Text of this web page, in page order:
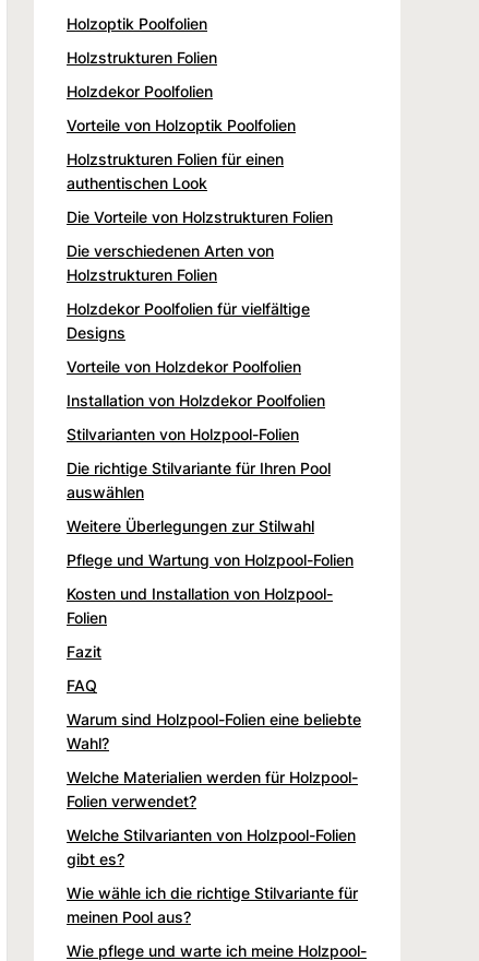
Holzoptik Poolfolien
Holzstrukturen Folien
Holzdekor Poolfolien
Vorteile von Holzoptik Poolfolien
Holzstrukturen Folien für einen
authentischen Look
Die Vorteile von Holzstrukturen Folien
Die verschiedenen Arten von
Holzstrukturen Folien
Holzdekor Poolfolien für vielfältige
Designs
Vorteile von Holzdekor Poolfolien
Installation von Holzdekor Poolfolien
Stilvarianten von Holzpool-Folien
Die richtige Stilvariante für Ihren Pool
auswählen
Weitere Überlegungen zur Stilwahl
Pflege und Wartung von Holzpool-Folien
Kosten und Installation von Holzpool-
Folien
Fazit
FAQ
Warum sind Holzpool-Folien eine beliebte
Wahl?
Welche Materialien werden für Holzpool-
Folien verwendet?
Welche Stilvarianten von Holzpool-Folien
gibt es?
Wie wähle ich die richtige Stilvariante für
meinen Pool aus?
Wie pflege und warte ich meine Holzpool-